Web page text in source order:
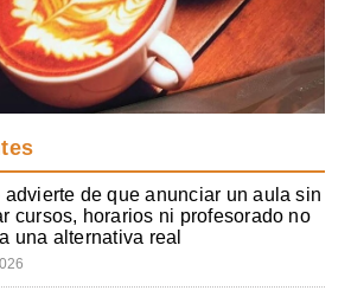
advierte de que anunciar un aula sin
cursos, horarios ni profesorado no
una alternativa real